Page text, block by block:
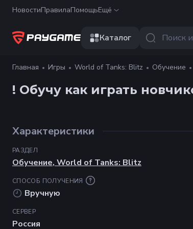
НовостиПравилаПомощьЕщё
Каталог
Главная Игры World of Tanks: Blitz Обучение
! Обучу как играть
Характеристики
РАЗДЕЛ
Обучение, World of Tanks: Blitz
СПОСОБ ПОЛУЧЕНИЯ
Вручную
СЕРВЕР
Россия